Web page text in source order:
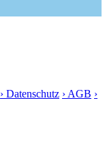
› Datenschutz › AGB ›